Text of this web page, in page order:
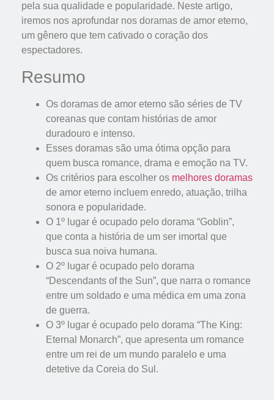
pela sua qualidade e popularidade. Neste artigo,
iremos nos aprofundar nos doramas de amor eterno,
um gênero que tem cativado o coração dos
espectadores.
Resumo
Os doramas de amor eterno são séries de TV
coreanas que contam histórias de amor
duradouro e intenso.
Esses doramas são uma ótima opção para
quem busca romance, drama e emoção na TV.
Os critérios para escolher os melhores doramas
de amor eterno incluem enredo, atuação, trilha
sonora e popularidade.
O 1º lugar é ocupado pelo dorama “Goblin”,
que conta a história de um ser imortal que
busca sua noiva humana.
O 2º lugar é ocupado pelo dorama
“Descendants of the Sun”, que narra o romance
entre um soldado e uma médica em uma zona
de guerra.
O 3º lugar é ocupado pelo dorama “The King:
Eternal Monarch”, que apresenta um romance
entre um rei de um mundo paralelo e uma
detetive da Coreia do Sul.